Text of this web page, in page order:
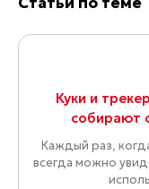
Куки и
собирают
Каждый раз,
всегда можно